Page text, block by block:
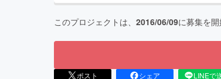
このプロジェクトは、 2016/06/09に募集を開
ポスト シェア LINEで